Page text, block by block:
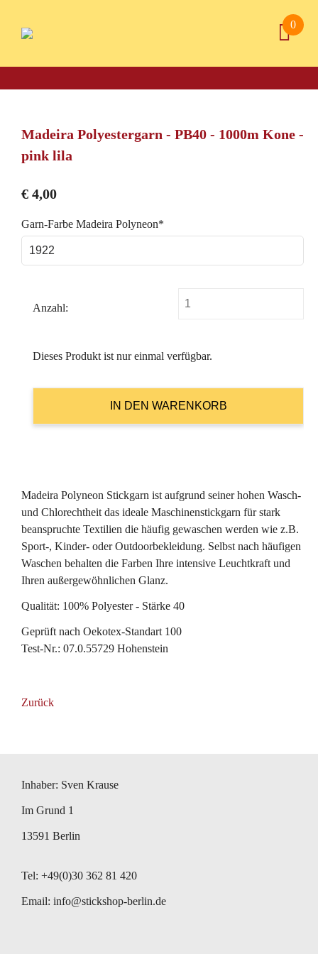
0
Madeira Polyneon Stickgarn ist aufgrund seiner hohen Wasch-
und Chlorechtheit das ideale Maschinenstickgarn für stark
beanspruchte Textilien die häufig gewaschen werden wie z.B.
Sport-, Kinder- oder Outdoorbekleidung. Selbst nach häufigen
Waschen behalten die Farben Ihre intensive Leuchtkraft und
Ihren außergewöhnlichen Glanz.
Qualität: 100% Polyester - Stärke 40
Geprüft nach Oekotex-Standart 100
Test-Nr.: 07.0.55729 Hohenstein
Madeira Polyestergarn - PB40 - 1000m Kone -
pink lila
€ 4,00
Pflichtfeld
Garn-Farbe Madeira Polyneon*
Anzahl:
Dieses Produkt ist nur einmal verfügbar.
Zurück
Inhaber: Sven Krause
Im Grund 1
13591 Berlin
Tel: +49(0)30 362 81 420
Email: info@stickshop-berlin.de